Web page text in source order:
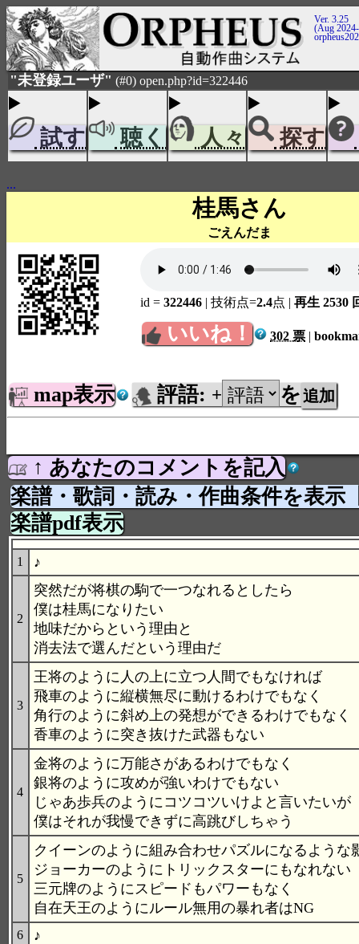
Ver. 3.25
(Aug
"未登録ユーザ" (#0) open.php?id=322446
試す 聴く 人々 探す
...
桂馬さん
ごえんだま
id = 322446 | 技術点=2.4点 | 再生 2530
いいね！ 302 票 |
map表示 評語: + を
↑ あなたのコメントを記入
楽譜・歌詞・読み・作曲条件を表示
楽譜pdf表示
1 ♪
2
突然だが将棋の駒で一つなれるとしたら
僕は桂馬になりたい
地味だからという理由と
消去法で選んだという理由だ
3
王将のように人の上に立つ人間でもなければ
飛車のように縦横無尽に動けるわけでもなく
角行のように斜め上の発想ができるわけでもなく
香車のように突き抜けた武器もない
4
金将のように万能さがあるわけでもなく
銀将のように攻めが強いわけでもない
じゃあ歩兵のようにコツコツいけよと言いたいが
僕はそれが我慢できずに高跳びしちゃう
5
クイーンのように組み合わせパズルになるような
ジョーカーのようにトリックスターにもなれない
三元牌のようにスピードもパワーもなく
自在天王のようにルール無用の暴れ者はNG
6 ♪